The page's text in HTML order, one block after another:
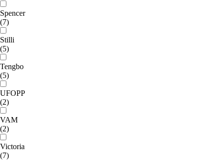
Spencer
(7)
Stilli
(5)
Tengbo
(5)
UFOPP
(2)
VAM
(2)
Victoria
(7)